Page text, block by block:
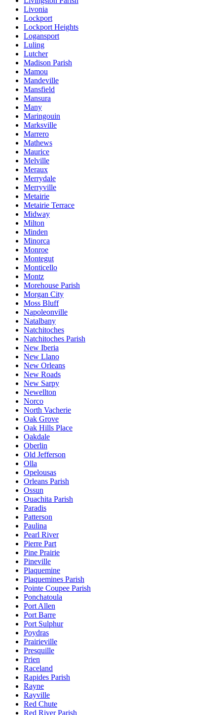
Livonia
Lockport
Lockport Heights
Logansport
Luling
Lutcher
Madison Parish
Mamou
Mandeville
Mansfield
Mansura
Many
Maringouin
Marksville
Marrero
Mathews
Maurice
Melville
Meraux
Merrydale
Merryville
Metairie
Metairie Terrace
Midway
Milton
Minden
Minorca
Monroe
Montegut
Monticello
Montz
Morehouse Parish
Morgan City
Moss Bluff
Napoleonville
Natalbany
Natchitoches
Natchitoches Parish
New Iberia
New Llano
New Orleans
New Roads
New Sarpy
Newellton
Norco
North Vacherie
Oak Grove
Oak Hills Place
Oakdale
Oberlin
Old Jefferson
Olla
Opelousas
Orleans Parish
Ossun
Ouachita Parish
Paradis
Patterson
Paulina
Pearl River
Pierre Part
Pine Prairie
Pineville
Plaquemine
Plaquemines Parish
Pointe Coupee Parish
Ponchatoula
Port Allen
Port Barre
Port Sulphur
Poydras
Prairieville
Presquille
Prien
Raceland
Rapides Parish
Rayne
Rayville
Red Chute
Red River Parish